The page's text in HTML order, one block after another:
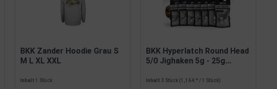
BKK Zander Hoodie Grau S
M L XL XXL
Inhalt1 Stück
BKK Hyperlatch Round Head
5/0 Jighaken 5g - 25g...
Inhalt3 Stück (1,16 € * / 1 Stück)